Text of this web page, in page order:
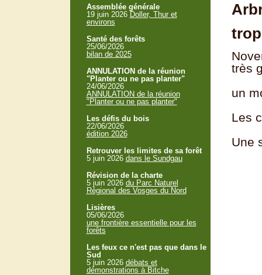
très
un
Les
Une
Assemblée générale
19 juin 2026 Doller, Thur et
environs
Santé des forêts
25/06/2026
bilan de 2025
ANNULATION de la réunion
"Planter ou ne pas planter"
24/06/2026
ANNULATION de la réunion
"Planter ou ne pas planter"
Les défis du bois
22/06/2026
édition 2026
Retrouver les limites de sa forêt
5 juin 2026 dans le Sundgau
Révision de la charte
5 juin 2026 du Parc Naturel
Régional des Vosges du Nord
Lisières
05/06/2026
une frontière essentielle pour les
forêts
Les feux ce n'est pas que dans le
Sud
5 juin 2026 débats et
démonstrations à Bitche